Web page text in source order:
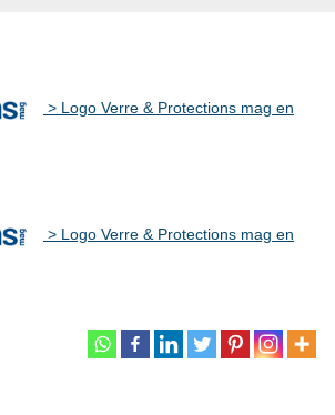
> Logo Verre & Protections mag en
> Logo Verre & Protections mag en